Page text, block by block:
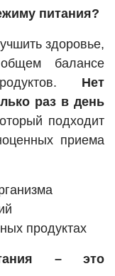
питания?
здоровье,
балансе
Нет
раз в день
подходит
приема
продуктах
– это